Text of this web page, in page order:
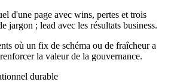
d'une page avec wins, pertes et trois
jargon ; lead avec les résultats business.
où un fix de schéma ou de fraîcheur a
la valeur de la gouvernance.
durable